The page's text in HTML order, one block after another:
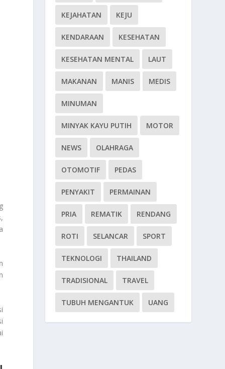
KEJAHATAN KEJU
KENDARAAN KESEHATAN
KESEHATAN MENTAL LAUT
MAKANAN MANIS MEDIS
MINUMAN
MINYAK KAYU PUTIH MOTOR
NEWS OLAHRAGA
OTOMOTIF PEDAS
PENYAKIT PERMAINAN
PRIA REMATIK RENDANG
ROTI SELANCAR SPORT
TEKNOLOGI THAILAND
TRADISIONAL TRAVEL
TUBUH MENGANTUK UANG